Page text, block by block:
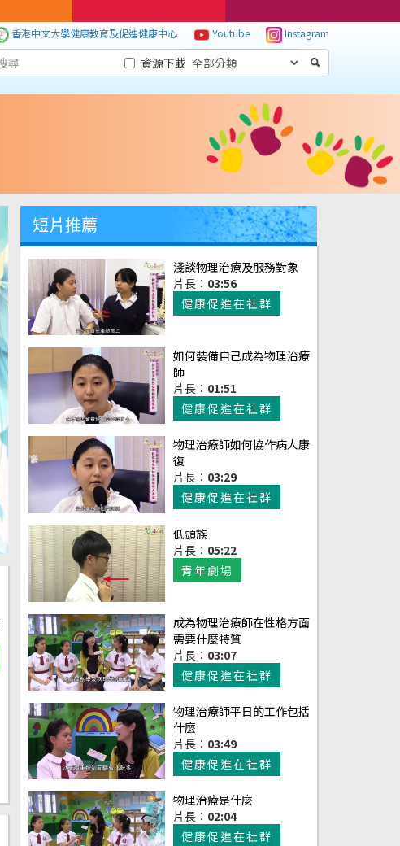
香港中文大學健康教育及促進健康中心 Youtube Instagram
資源下載
短片推薦
淺談物理治療及服務對象
片長： 03:56
健康促進在社群
如何裝備自己成為物理治療
師
片長： 01:51
健康促進在社群
物理治療師如何協作病人康
復
片長： 03:29
健康促進在社群
低頭族
片長： 05:22
青年劇場
成為物理治療師在性格方面
需要什麼特質
片長： 03:07
健康促進在社群
物理治療師平日的工作包括
什麼
片長： 03:49
健康促進在社群
物理治療是什麼
片長： 02:04
健康促進在社群